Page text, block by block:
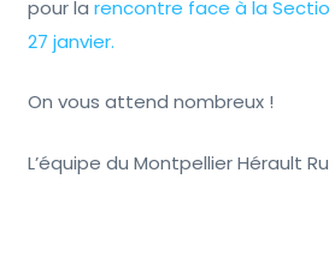
pour la rencontre face à la
27 janvier.
On vous attend nombreux !
L’équipe du Montpellier Hérault